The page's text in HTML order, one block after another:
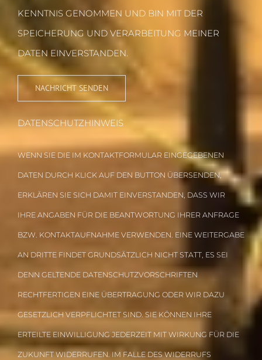
KENNTNIS GENOMMEN UND BIN MIT DER
SPEICHERUNG UND VERARBEITUNG MEINER
DATEN EINVERSTANDEN.
DATENSCHUTZHINWEIS
WENN SIE DIE IM KONTAKTFORMULAR EINGEGEBENEN
DATEN DURCH KLICK AUF DEN BUTTON ÜBERSENDEN,
ERKLÄREN SIE SICH DAMIT EINVERSTANDEN, DASS WIR
IHRE ANGABEN FÜR DIE BEANTWORTUNG IHRER ANFRAGE
BZW. KONTAKTAUFNAHME VERWENDEN. EINE WEITERGABE
AN DRITTE FINDET GRUNDSÄTZLICH NICHT STATT, ES SEI
DENN GELTENDE DATENSCHUTZVORSCHRIFTEN
RECHTFERTIGEN EINE ÜBERTRAGUNG ODER WIR DAZU
GESETZLICH VERPFLICHTET SIND. SIE KÖNNEN IHRE
ERTEILTE EINWILLIGUNG JEDERZEIT MIT WIRKUNG FÜR DIE
ZUKUNFT WIDERRUFEN. IM FALLE DES WIDERRUFS